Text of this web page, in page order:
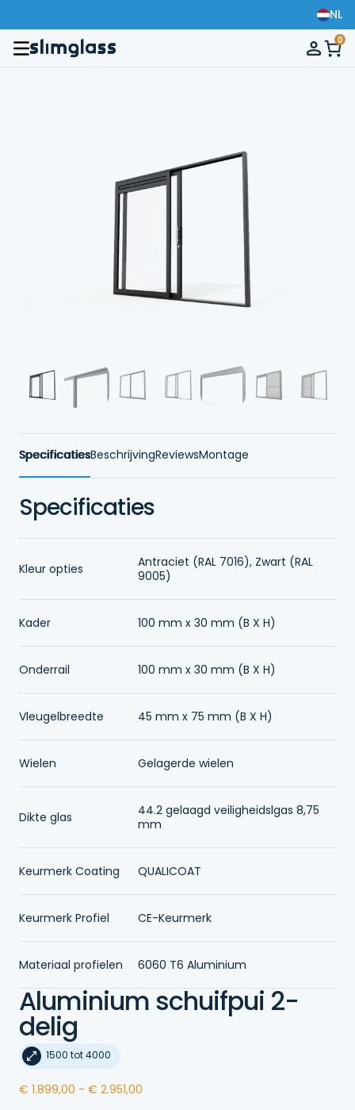
NL
0
SpecificatiesBeschrijvingReviewsMontage
Specificaties
Kleur opties
Antraciet (RAL 7016), Zwart (RAL
9005)
Kader 100 mm x 30 mm (B X H)
Onderrail 100 mm x 30 mm (B X H)
Vleugelbreedte 45 mm x 75 mm (B X H)
Wielen Gelagerde wielen
Dikte glas
44.2 gelaagd veiligheidslgas 8,75
mm
Keurmerk Coating QUALICOAT
Keurmerk Profiel CE-Keurmerk
Materiaal profielen 6060 T6 Aluminium
Aluminium schuifpui 2-
delig
1500 tot 4000
€ 1.899,00 - € 2.951,00